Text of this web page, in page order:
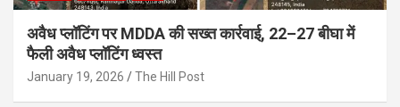
अवैध प्लॉटिंग पर MDDA की सख्त कार्रवाई, 22–27 बीघा में
फैली अवैध प्लॉटिंग ध्वस्त
January 19, 2026 The Hill Post